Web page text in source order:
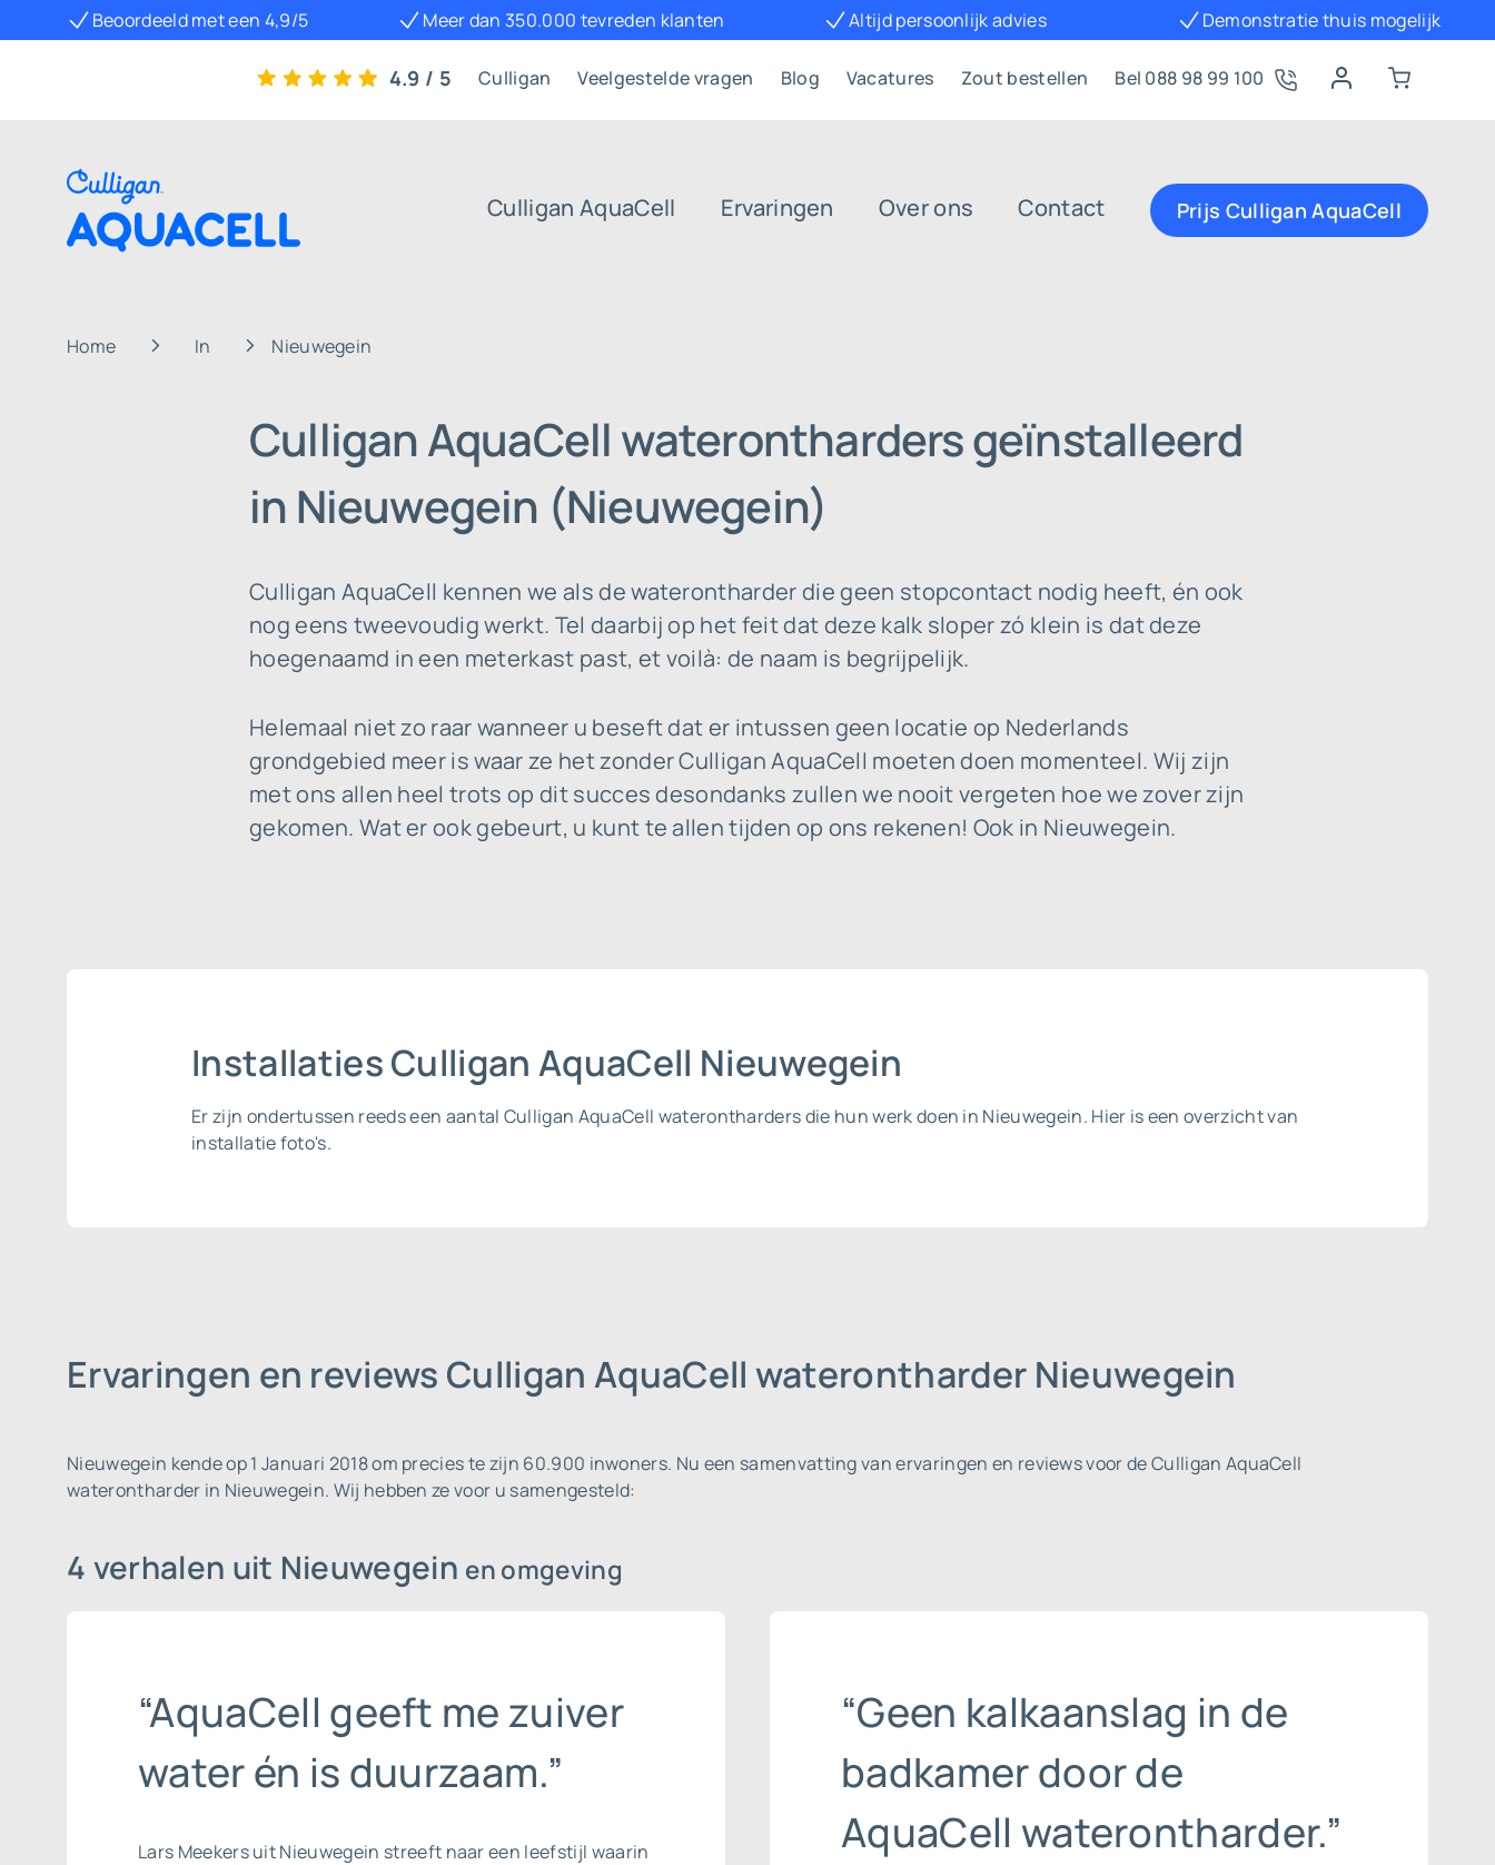
Beoordeeld met een 4,9/5 Meer dan 350.000 tevreden klanten Altijd persoonlijk advies Demonstratie thuis mogelijk
4.9 / 5 Culligan Veelgestelde vragen Blog Vacatures Zout bestellen Bel 088 98 99 100
Culligan AquaCell Ervaringen Over ons Contact Prijs Culligan AquaCell
Home In Nieuwegein
Culligan AquaCell waterontharders geïnstalleerd
in Nieuwegein (Nieuwegein)
Culligan AquaCell kennen we als de waterontharder die geen stopcontact nodig heeft, én ook
nog eens tweevoudig werkt. Tel daarbij op het feit dat deze kalk sloper zó klein is dat deze
hoegenaamd in een meterkast past, et voilà: de naam is begrijpelijk.
Helemaal niet zo raar wanneer u beseft dat er intussen geen locatie op Nederlands
grondgebied meer is waar ze het zonder Culligan AquaCell moeten doen momenteel. Wij zijn
met ons allen heel trots op dit succes desondanks zullen we nooit vergeten hoe we zover zijn
gekomen. Wat er ook gebeurt, u kunt te allen tijden op ons rekenen! Ook in Nieuwegein.
Installaties Culligan AquaCell Nieuwegein
Er zijn ondertussen reeds een aantal Culligan AquaCell waterontharders die hun werk doen in Nieuwegein. Hier is een overzicht van
installatie foto's.
Ervaringen en reviews Culligan AquaCell waterontharder Nieuwegein
Nieuwegein kende op 1 Januari 2018 om precies te zijn 60.900 inwoners. Nu een samenvatting van ervaringen en reviews voor de Culligan AquaCell
waterontharder in Nieuwegein. Wij hebben ze voor u samengesteld:
4 verhalen uit Nieuwegein en omgeving
“AquaCell geeft me zuiver
water én is duurzaam.”
Lars Meekers uit Nieuwegein streeft naar een leefstijl waarin
“Geen kalkaanslag in de
badkamer door de
AquaCell waterontharder.”